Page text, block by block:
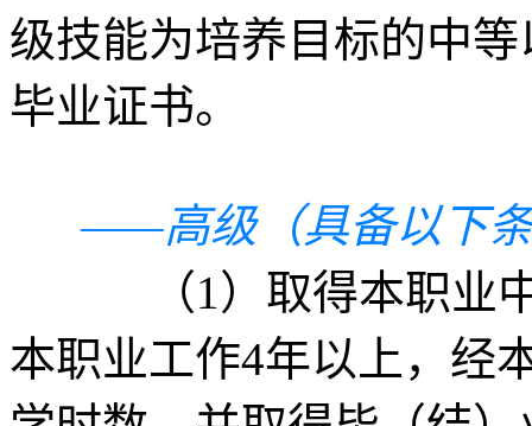
级技能为培养目标的中
毕业证书。
——高级（具备以下
（1）取得本职业中
本职业工作4年以上，经